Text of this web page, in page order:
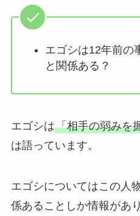
エゴシは12年前の
と関係ある？
エゴシは「相手の弱みを
は語っています。
エゴシについてはこの人
係あることしか情報があ